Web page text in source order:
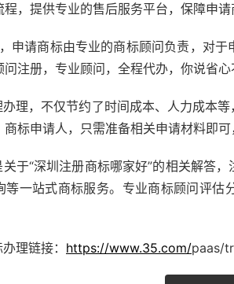
，提供专业的售后服务平台，保障申请
申请商标由专业的商标顾问负责，对
问注册，专业顾问，全程代办，你说省心
办理，不仅节约了时间成本、人力成本
标申请人，只需准备相关申请材料即
于“深圳注册商标哪家好”的相关解答，
等一站式商标服务。专业商标顾问评估
理链接： https://www.35.com/paas/